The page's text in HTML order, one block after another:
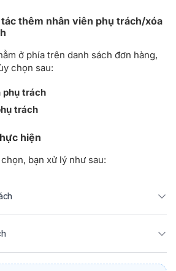
thêm nhân viên phụ trách/xóa
ở phía trên danh sách đơn hàng,
chọn sau:
phụ trách
trách
hiện
bạn xử lý như sau: